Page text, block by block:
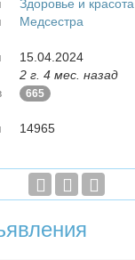
Здоровье и красота
Медсестра
15.04.2024
2 г. 4 мес. назад
665
14965